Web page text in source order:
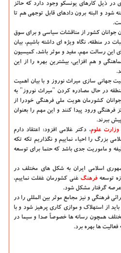
در ذیل کارهای یونسکو وجود دارد که حائز
شود و البته برون دادهای قابل توجهی هم تا
جوانان کشور از مناقشات سیاسی و برای سوق
منطقه، نگاه ویژه ای داشته باشیم، بیان
این رسالت مهم، مفید و موثر باشد، کمیسیون
و هم افزایی، بیشترین بهره را از این
جهانی سازی میراث نوروز و با بیان اهمیت
در حال مصادره کردن "میراث نوروز" به
جوانان کشورمان هویت ملی فرهنگی خودرا از
فرهنگی ورود پیدا کنند و این مهم را بعنوان
ببرند.
وزارت علوم، دکتر غلامی افزود: اعتقاد دارم
بزرگ را احیاء نماییم و نگذاریم تکه تکه
و ماموریت جدی باشد که حتما برای توسعه
اسلامی ایران به شکل های مختلف در
توسعهفرهنگ غنی کشورمان غفلت نماییم،
عرصه گرفتار مشکل شود.
فرهنگی و نیز مجامع موثر بین المللی را در
باید از استهلاک و موازی کاری پرهیز شود و با
همچون رسانه ها خصوصاً صدا و سیما در
ها بهره برد.